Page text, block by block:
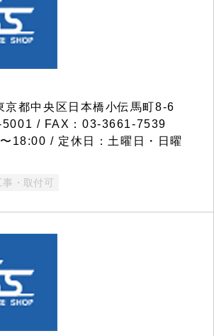
都中央区日本橋小伝馬町8-6
/ FAX：03-3661-7539
18:00 / 定休日：土曜日・日曜
事・取付可